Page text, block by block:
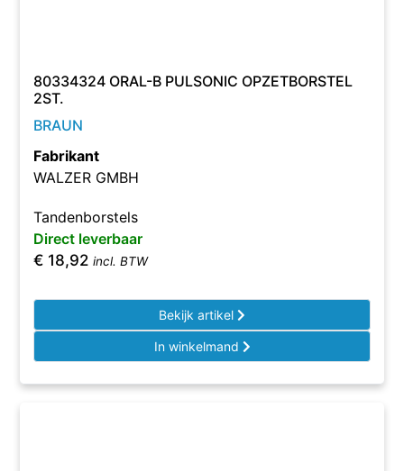
80334324 ORAL-B PULSONIC OPZETBORSTEL
2ST.
BRAUN
Fabrikant
WALZER GMBH
Tandenborstels
Direct leverbaar
€ 18,92 incl. BTW
Bekijk artikel
In winkelmand